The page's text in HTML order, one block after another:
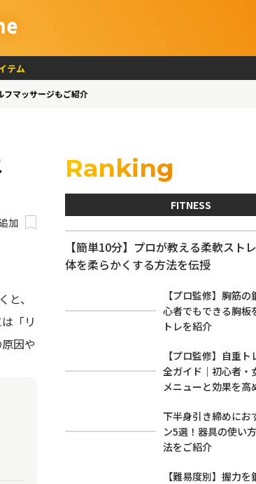
テム
フマッサージもご紹介
加
、
「リ
因や
Ranking
FITNESS
【簡単10分】プロが教える柔軟スト
体を柔らかくする方法を伝授
【プロ監修】胸筋
心者でもできる胸板
トレを紹介
【プロ監修】自重
全ガイド｜初心者・
メニューと効果を高
下半身引き締めにお
ン5選！器具の使い
法をご紹介
【難易度別】握力